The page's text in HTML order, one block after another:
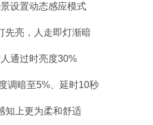
设置动态感应模式
先亮，人走即灯渐暗
通过时亮度30%
调暗至5%、延时10秒
知上更为柔和舒适